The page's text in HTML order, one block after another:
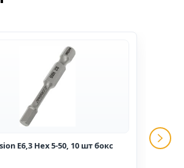
E6,3 Hex 5-50, 10 шт бокс